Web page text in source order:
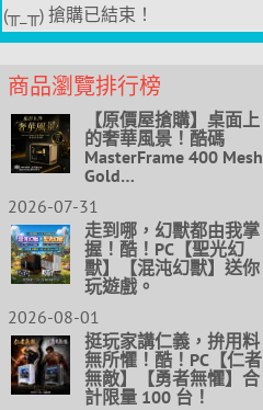
(╥_╥) 搶購已結束！
商品瀏覽排行榜
【原價屋搶購】桌面上
的奢華風景！酷碼
MasterFrame 400 Mesh
Gold…
2026-07-31
走到哪，幻獸都由我掌
握！酷！PC【聖光幻
獸】【混沌幻獸】送你
玩遊戲。
2026-08-01
挺玩家講仁義，拚用料
無所懼！酷！PC【仁者
無敵】【勇者無懼】合
計限量 100 台！